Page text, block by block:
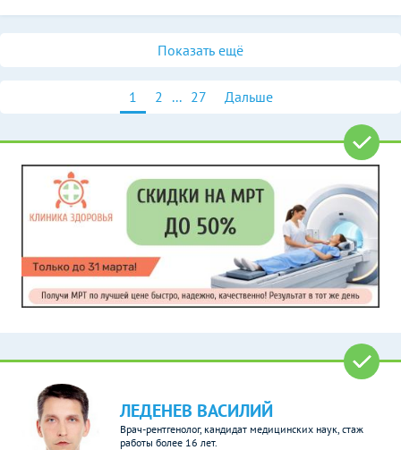
Показать ещё
1 2 ... 27 Дальше
ЛЕДЕНЕВ ВАСИЛИЙ
Врач-рентгенолог, кандидат медицинских наук, стаж
работы более 16 лет.